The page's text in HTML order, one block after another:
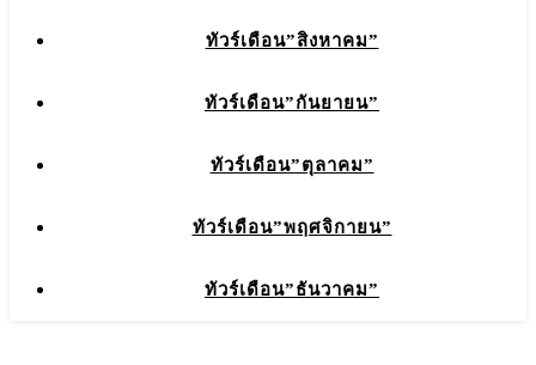
ทัวร์เดือน”สิงหาคม”
ทัวร์เดือน”กันยายน”
ทัวร์เดือน”ตุลาคม”
ทัวร์เดือน”พฤศจิกายน”
ทัวร์เดือน”ธันวาคม”